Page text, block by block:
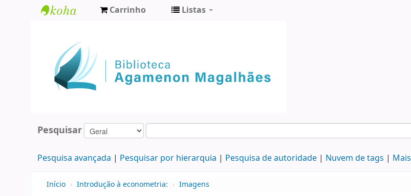
Agamenon
Magalhães
Carrinho Listas
Pesquisar
Pesquisa avançada Pesquisar por hierarquia Pesquisa de autoridade Nuvem de tags
Início › Introdução à econometria: › Imagens